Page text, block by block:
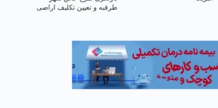
طرقبه و تعیین تکلیف اراضی